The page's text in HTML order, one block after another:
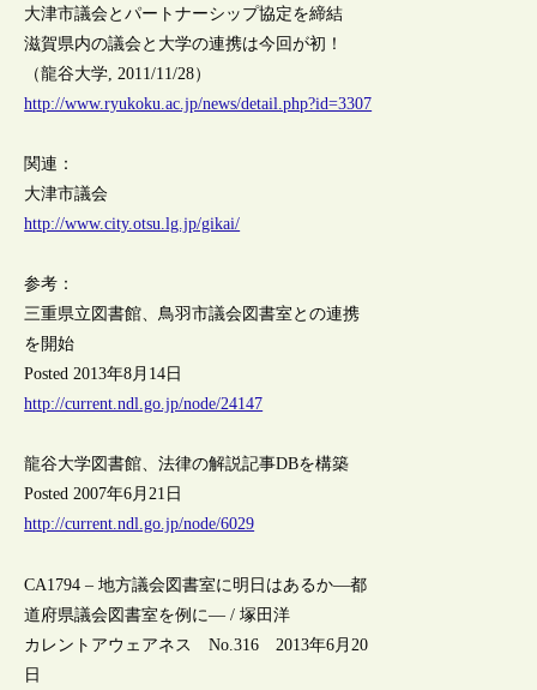
大津市議会とパートナーシップ協定を締結
滋賀県内の議会と大学の連携は今回が初！
（龍谷大学, 2011/11/28）
http://www.ryukoku.ac.jp/news/detail.php?id=3307
関連：
大津市議会
http://www.city.otsu.lg.jp/gikai/
参考：
三重県立図書館、鳥羽市議会図書室との連携
を開始
Posted 2013年8月14日
http://current.ndl.go.jp/node/24147
龍谷大学図書館、法律の解説記事DBを構築
Posted 2007年6月21日
http://current.ndl.go.jp/node/6029
CA1794 – 地方議会図書室に明日はあるか―都
道府県議会図書室を例に― / 塚田洋
カレントアウェアネス No.316 2013年6月20
日